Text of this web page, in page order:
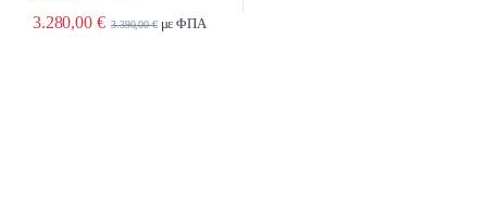
3.280,00 € 3.390,00€με ΦΠΑ